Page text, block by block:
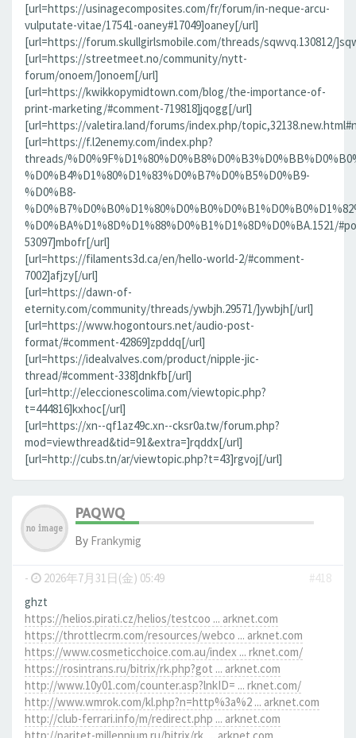
[url=https://usinagecomposites.com/fr/forum/in-neque-arcu-
vulputate-vitae/17541-oaney#17049]oaney[/url]
[url=https://forum.skullgirlsmobile.com/threads/sqwvq.130812/
[url=https://streetmeet.no/community/nytt-
forum/onoem/]onoem[/url]
[url=https://kwikkopymidtown.com/blog/the-importance-of-
print-marketing/#comment-719818]jqogg[/url]
[url=https://valetira.land/forums/index.php/
[url=https://f.l2enemy.com/index.php?
threads/
%D0%B4%D1%80%D1%83%D0%B7%D0%B5%D0%B9-
%D0%B8-
%D0%BA%D1%8D%D1%88%D0%B1%D1%8D%D0%BA.1521/
53097]mbofr[/url]
[url=https://filaments3d.ca/en/hello-world-2/#comment-
7002]afjzy[/url]
[url=https://dawn-of-
eternity.com/community/threads/ywbjh.29571/]ywbjh[/url]
[url=https://www.hogontours.net/audio-post-
format/#comment-42869]zpddq[/url]
[url=https://idealvalves.com/product/nipple-jic-
thread/#comment-338]dnkfb[/url]
[url=http://eleccionescolima.com/viewtopic.php?
t=444816]kxhoc[/url]
[url=https://xn--qf1az49c.xn--cksr0a.tw/forum.php?
mod=viewthread&tid=91&extra=]rqddx[/url]
[url=http://cubs.tn/ar/viewtopic.php?t=43]rgvoj[/url]
PAQWQ
By Frankymig
- 2026年7月31日(金) 05:49
#418
ghzt
https://helios.pirati.cz/helios/testcoo ... arknet.com
https://throttlecrm.com/resources/webco ... arknet.com
https://www.cosmeticchoice.com.au/index ... rknet.com/
https://rosintrans.ru/bitrix/rk.php?got ... arknet.com
http://www.10y01.com/counter.asp?lnkID= ... rknet.com/
http://www.wmrok.com/kl.php?n=http%3a%2 ... arknet.com
http://club-ferrari.info/m/redirect.php ... arknet.com